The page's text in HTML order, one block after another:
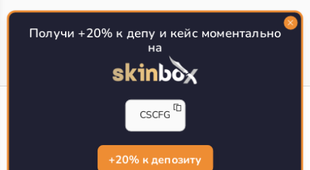
Топ сайтов с халявой КС 2
О проекте
CS-CONFIG.com © 2020-2026 г.
Политика конфиденциальности
Получи +20% к депу и кейс моментально
на
CSCFG
+20% к депозиту